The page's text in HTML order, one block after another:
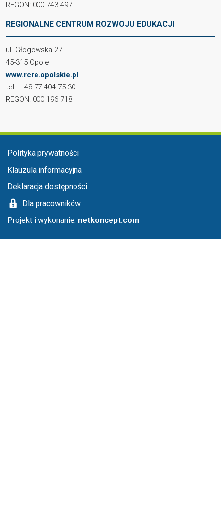
REGON: 000 743 497
REGIONALNE CENTRUM ROZWOJU EDUKACJI
ul. Głogowska 27
45-315 Opole
www.rcre.opolskie.pl
tel.: +48 77 404 75 30
REGON: 000 196 718
Menu stopka
Polityka prywatności
Klauzula informacyjna
Deklaracja dostępności
Dla pracowników
Projekt i wykonanie: netkoncept.com